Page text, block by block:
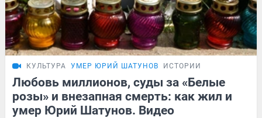
КУЛЬТУРА УМЕР ЮРИЙ ШАТУНОВ ИСТОРИИ
Любовь миллионов, суды за «Белые
розы» и внезапная смерть: как жил и
умер Юрий Шатунов. Видео